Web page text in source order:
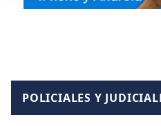
POLICIALES Y